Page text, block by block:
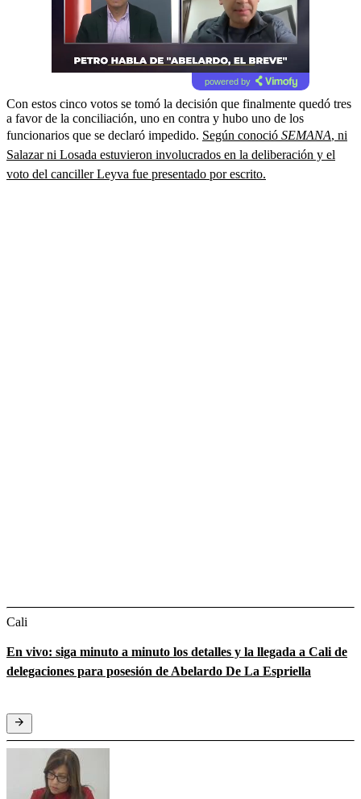
powered by
Con estos cinco votos se tomó la decisión que finalmente quedó tres
a favor de la conciliación, uno en contra y hubo uno de los
funcionarios que se declaró impedido. Según conoció SEMANA, ni
Salazar ni Losada estuvieron involucrados en la deliberación y el
voto del canciller Leyva fue presentado por escrito.
Cali
En vivo: siga minuto a minuto los detalles y la llegada a Cali de
delegaciones para posesión de Abelardo De La Espriella